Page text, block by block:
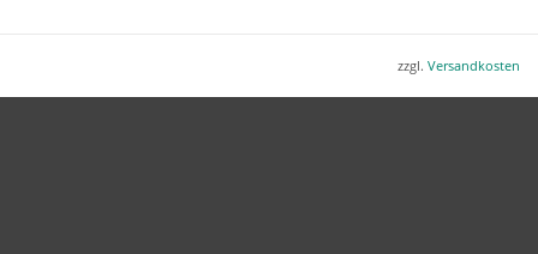
Pulver (Bio), Sauerteig Starter, Meersalz, Olivenöl, Bohnenmehl,
Hefe, Dextrose,Vollei.
zzgl. Versandkosten